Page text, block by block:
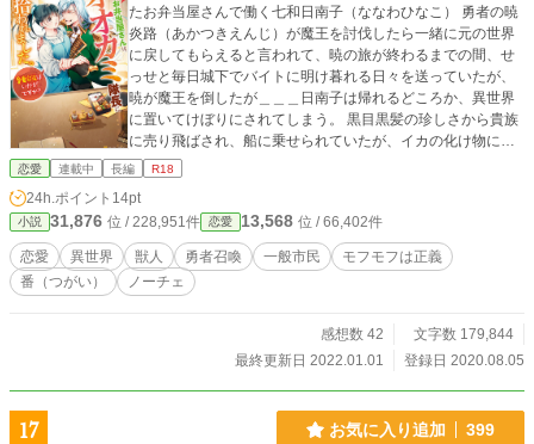
たお弁当屋さんで働く七和日南子（ななわひなこ） 勇者の暁
炎路（あかつきえんじ）が魔王を討伐したら一緒に元の世界
に戻してもらえると言われて、暁の旅が終わるまでの間、せ
っせと毎日城下でバイトに明け暮れる日々を送っていたが、
暁が魔王を倒したが＿＿＿日南子は帰れるどころか、異世界
に置いてけぼりにされてしまう。 黒目黒髪の珍しさから貴族
に売り飛ばされ、船に乗せられていたが、イカの化け物に襲
われ死を覚悟した時、獣人の国の船に助けられる。 獣人の国
の狼獣人グーエンに拾われる。 グーエンに生活が出来るまで
居候していいと家を提供され……
恋愛 連載中 長編 R18
24h.ポイント 14pt
小説 31,876 位 / 228,951件 恋愛 13,568 位 / 66,402件
恋愛 異世界 獣人 勇者召喚 一般市民
モフモフは正義
番（つがい）
ノーチェ
感想数 42
文字数 179,844
最終更新日 2022.01.01
登録日 2020.08.05
17 お気に入り追加 399